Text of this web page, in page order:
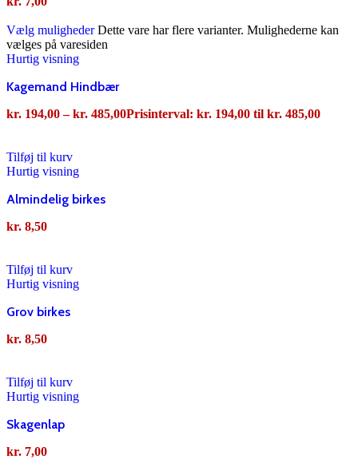
Vælg muligheder Dette vare har flere varianter. Mulighederne kan
vælges på varesiden
Hurtig visning
Kagemand Hindbær
kr. 194,00 – kr. 485,00Prisinterval: kr. 194,00 til kr. 485,00
Tilføj til kurv
Hurtig visning
Almindelig birkes
kr. 8,50
Tilføj til kurv
Hurtig visning
Grov birkes
kr. 8,50
Tilføj til kurv
Hurtig visning
Skagenlap
kr. 7,00